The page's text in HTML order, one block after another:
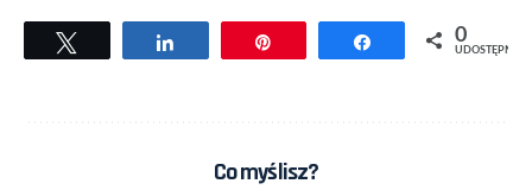
Udostępnij Udostępnij
0
UDOSTĘPNIEŃ
Co myślisz?